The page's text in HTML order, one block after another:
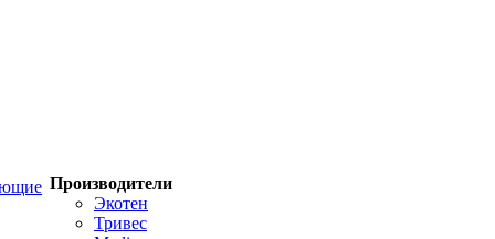
Производители
Экотен
Тривес